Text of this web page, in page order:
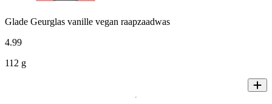
Glade Geurglas vanille vegan raapzaadwas
4.99
112 g